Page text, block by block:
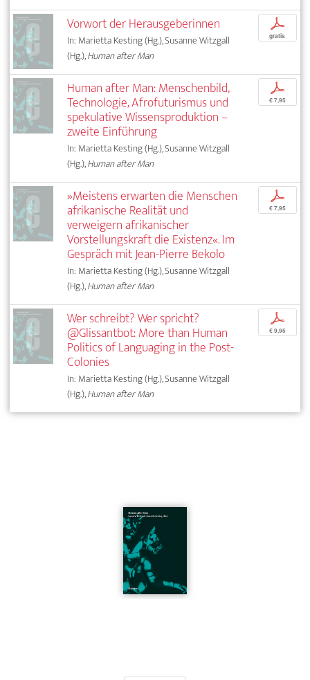
Vorwort der Herausgeberinnen
In: Marietta Kesting (Hg.), Susanne Witzgall
(Hg.),Human after Man
p
gratis
Human after Man: Menschenbild,
Technologie, Afrofuturismus und
spekulative Wissensproduktion –
zweite Einführung
In: Marietta Kesting (Hg.), Susanne Witzgall
(Hg.),Human after Man
p
€ 7,95
»Meistens erwarten die Menschen
afrikanische Realität und
verweigern afrikanischer
Vorstellungskraft die Existenz«. Im
Gespräch mit Jean-Pierre Bekolo
In: Marietta Kesting (Hg.), Susanne Witzgall
(Hg.),Human after Man
p
€ 7,95
Wer schreibt? Wer spricht?
@Glissantbot: More than Human
Politics of Languaging in the Post-
Colonies
In: Marietta Kesting (Hg.), Susanne Witzgall
(Hg.),Human after Man
p
€ 9,95